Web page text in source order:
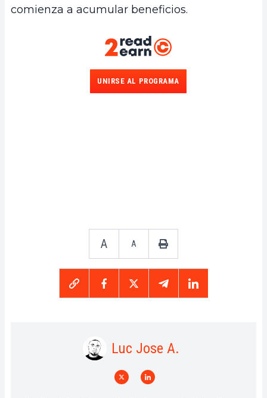
comienza a acumular beneficios.
UNIRSE AL PROGRAMA
A A
Luc Jose A.